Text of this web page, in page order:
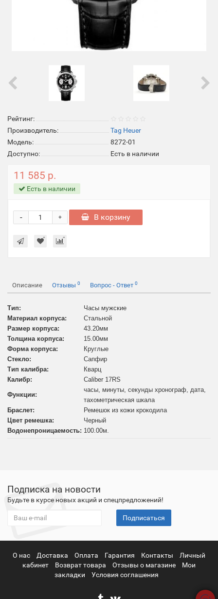
Рейтинг:
Производитель:
Tag Heuer
Модель:
8272-01
Доступно:
Есть в наличии
11 585 р.
Есть в наличии
+
- В корзину
Описание Отзывы 0 Вопрос - Ответ 0
Тип:
Часы мужские
Материал корпуса:
Стальной
Размер корпуса:
43.20мм
Толщина корпуса:
15.00мм
Форма корпуса:
Круглые
Стекло:
Сапфир
Тип калибра:
Кварц
Калибр:
Caliber 17RS
Функции:
часы, минуты, секунды хронограф, дата,
тахометрическая шкала
Браслет:
Ремешок из кожи крокодила
Цвет ремешка:
Черный
Водонепроницаемость: 100.00м.
Подписка на новости
Будьте в курсе новых акций и спецпредложений!
Подписаться
О нас Доставка Оплата Гарантия Контакты
Личный
кабинет
Возврат товара Отзывы о магазине
Мои
закладки
Условия соглашения